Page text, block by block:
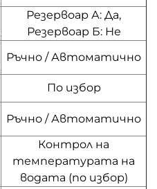
Резервоар А: Да,
Резервоар Б: Не
Ръчно / Автоматично
По избор
Ръчно / Автоматично
Контрол на
температурата на
водата (по избор)